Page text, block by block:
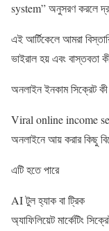
system” অনুসরণ করলে
এই আর্টিকেলে আমরা
ভাইরাল হয় এবং বাস্তবতা
অনলাইন ইনকাম সিক্রেট কী
Viral online income
অনলাইনে আয় করার কিছু
এটি হতে পারে
AI টুল হ্যাক বা ট্রিক
অ্যাফিলিয়েট মার্কেটিং